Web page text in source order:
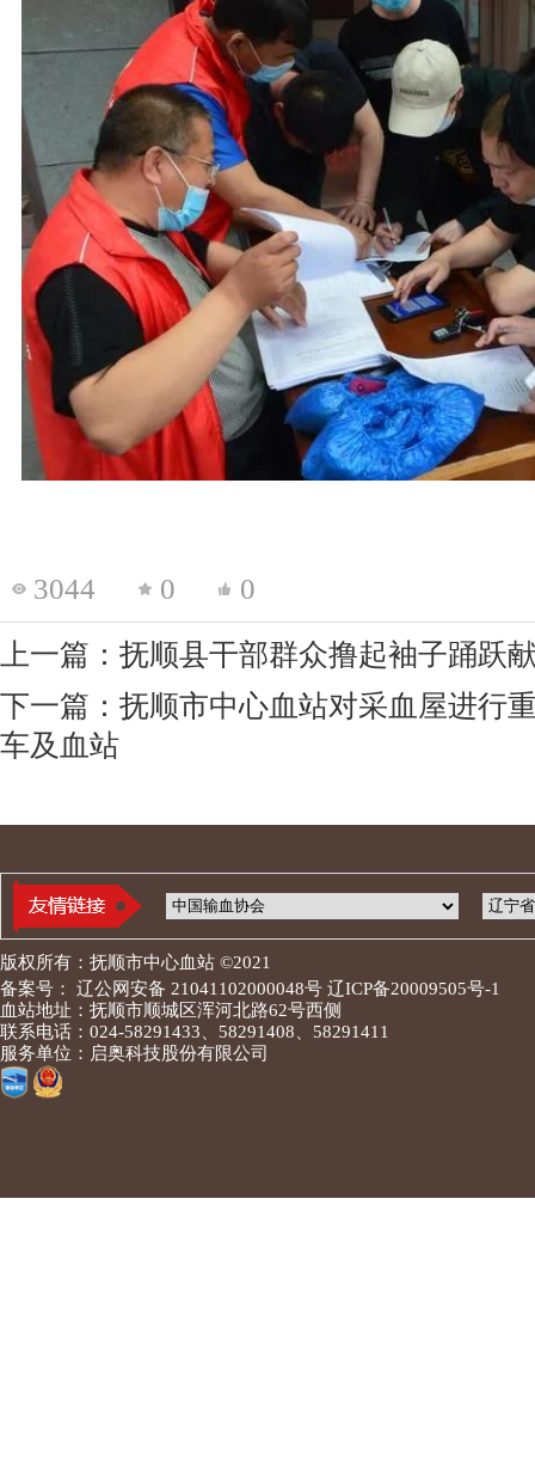
3044 0 0
上一篇：抚顺县干部群众撸起袖子踊跃
下一篇：抚顺市中心血站对采血屋进行
车及血站
版权所有：抚顺市中心血站 ©2021
备案号： 辽公网安备 21041102000048号 辽ICP备20009505号-1
血站地址：抚顺市顺城区浑河北路62号西侧
联系电话：024-58291433、58291408、58291411
服务单位：启奥科技股份有限公司